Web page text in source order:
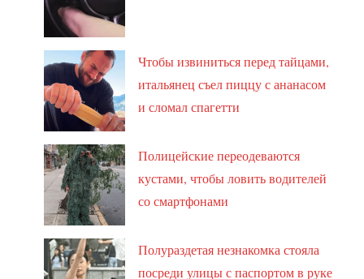
Чтобы извиниться перед тайцами,
итальянец съел пиццу с ананасом
и сломал спагетти
Полицейские переодеваются
кустами, чтобы ловить водителей
со смартфонами
Полураздетая незнакомка стояла
посреди улицы с паспортом в руке